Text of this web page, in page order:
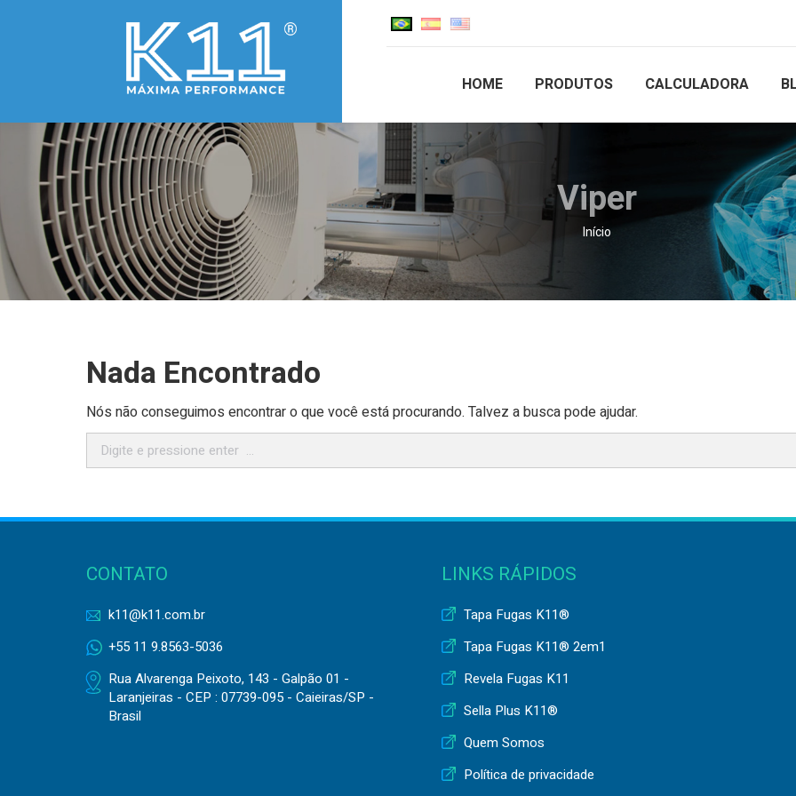
HOME PRODUTOS CALCULADORA
Viper
Você está aqui:
Início
Nada Encontrado
Nós não conseguimos encontrar o que você está procurando. Talvez a busca pode ajudar.
Search:
CONTATO
k11@k11.com.br
+55 11 9.8563-5036
Rua Alvarenga Peixoto, 143 - Galpão 01 -
Laranjeiras - CEP : 07739-095 - Caieiras/SP -
Brasil
LINKS RÁPIDOS
Tapa Fugas K11®
Tapa Fugas K11® 2em1
Revela Fugas K11
Sella Plus K11®
Quem Somos
Política de privacidade